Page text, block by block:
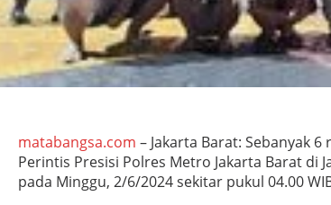
a
n
,
P
o
l
i
A
m
a
matabangsa.com – Jakarta Barat: Sebanyak
Perintis Presisi Polres Metro Jakarta Barat di
pada Minggu, 2/6/2024 sekitar pukul 04.00